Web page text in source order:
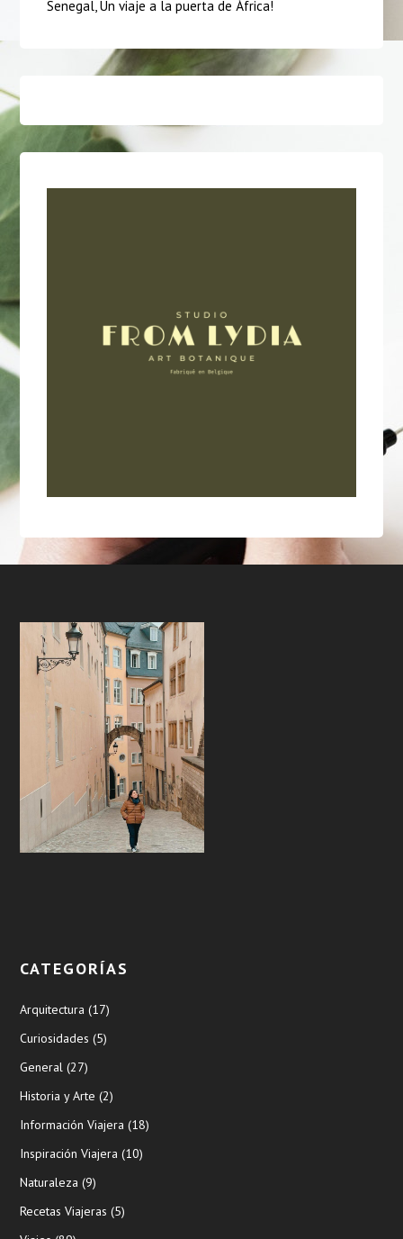
Senegal, Un viaje a la puerta de África!
CATEGORÍAS
Arquitectura (17)
Curiosidades (5)
General (27)
Historia y Arte (2)
Información Viajera (18)
Inspiración Viajera (10)
Naturaleza (9)
Recetas Viajeras (5)